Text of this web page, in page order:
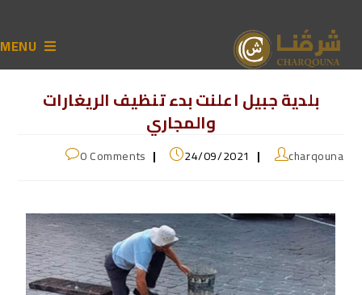
MENU
بلدية جبيل اعلنت بدء تنظيف الريغارات
والمجاري
charqouna
24/09/2021
0 Comments